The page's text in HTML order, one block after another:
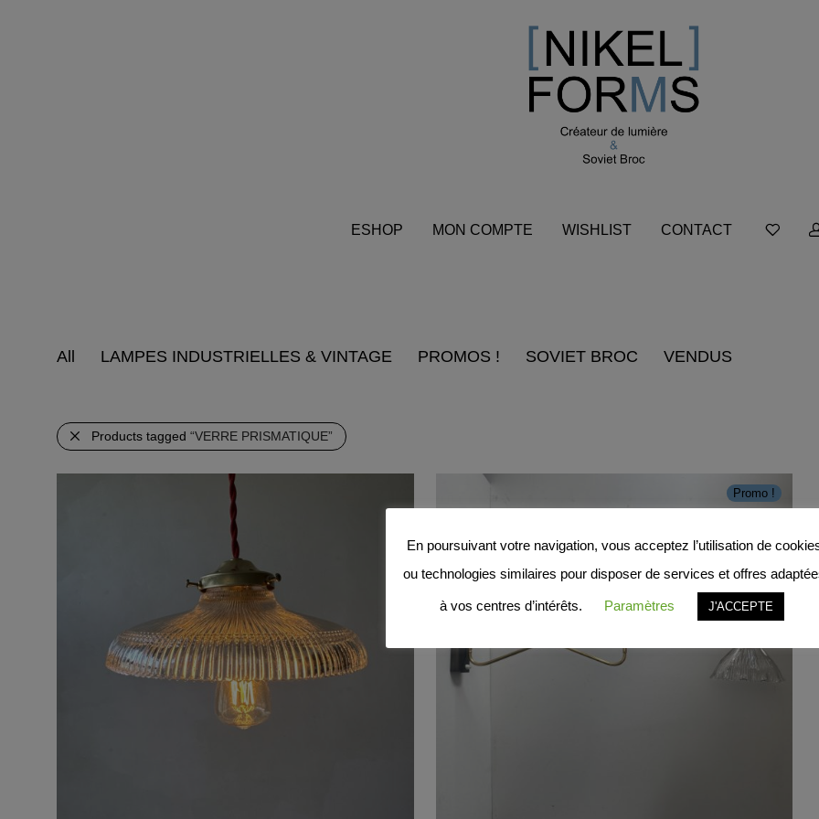
ESHOP MON COMPTE WISHLIST CONTACT
All LAMPES INDUSTRIELLES & VINTAGE PROMOS ! SOVIET BROC VENDUS
Products tagged “VERRE PRISMATIQUE”
Promo !
En poursuivant votre navigation, vous acceptez l’utilisation de
ou technologies similaires pour disposer de services et offres
à vos centres d’intérêts. Paramètres J'ACCEPTE